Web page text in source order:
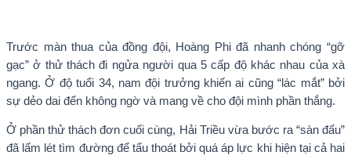
Trước màn thua của đồng đội, Hoàng Phi đã nhanh chóng “gỡ
gạc” ở thử thách đi ngửa người qua 5 cấp độ khác nhau của xà
ngang. Ở độ tuổi 34, nam đội trưởng khiến ai cũng “lác mắt” bởi
sự dẻo dai đến không ngờ và mang về cho đội mình phần thắng.
Ở phần thử thách đơn cuối cùng, Hải Triều vừa bước ra “sàn đấu”
đã lấm lét tìm đường để tẩu thoát bởi quá áp lực khi hiện tại cả hai